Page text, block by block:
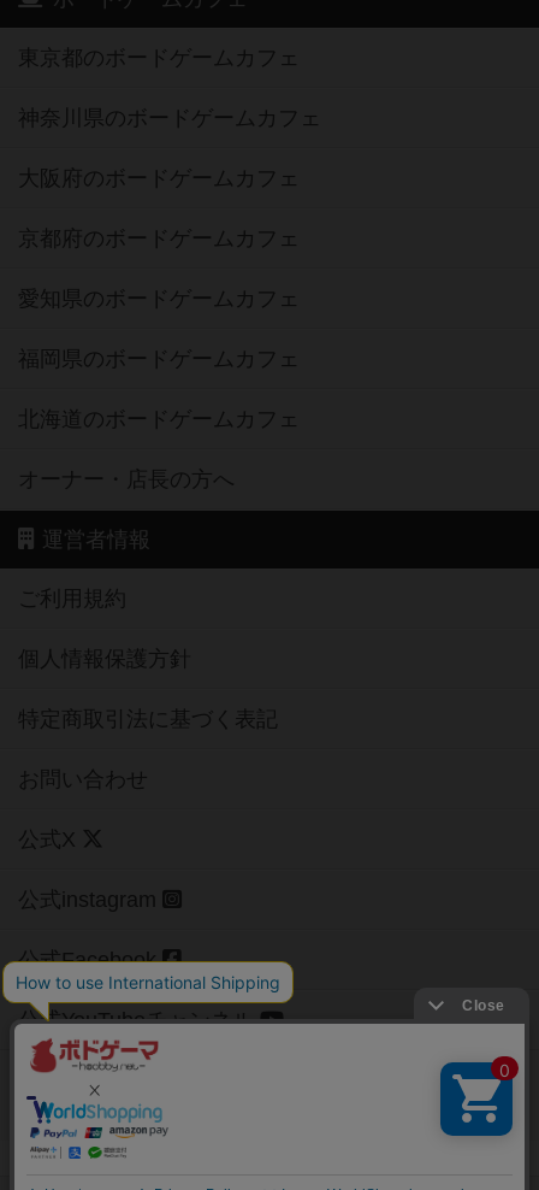
東京都のボードゲームカフェ
神奈川県のボードゲームカフェ
大阪府のボードゲームカフェ
京都府のボードゲームカフェ
愛知県のボードゲームカフェ
福岡県のボードゲームカフェ
北海道のボードゲームカフェ
オーナー・店長の方へ
運営者情報
ご利用規約
個人情報保護方針
特定商取引法に基づく表記
お問い合わせ
公式X
公式instagram
公式Facebook
公式YouTubeチャンネル